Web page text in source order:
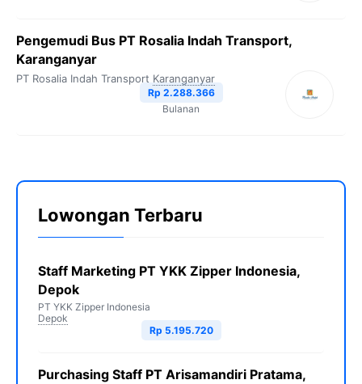
Pengemudi Bus PT Rosalia Indah Transport,
Karanganyar
PT Rosalia Indah Transport Karanganyar
Rp 2.288.366
Bulanan
Lowongan Terbaru
Staff Marketing PT YKK Zipper Indonesia,
Depok
PT YKK Zipper Indonesia
Depok
Rp 5.195.720
Purchasing Staff PT Arisamandiri Pratama,